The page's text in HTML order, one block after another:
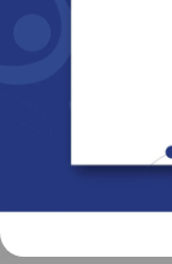
Revista Fácil Vivir